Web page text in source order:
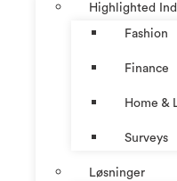
Highlighted
Fashion
Finance
Home &
Surveys
Løsninger